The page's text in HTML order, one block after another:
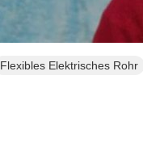
Flexibles Elektrisches Rohr